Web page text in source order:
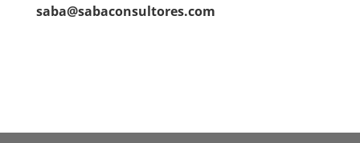
saba@sabaconsultores.com